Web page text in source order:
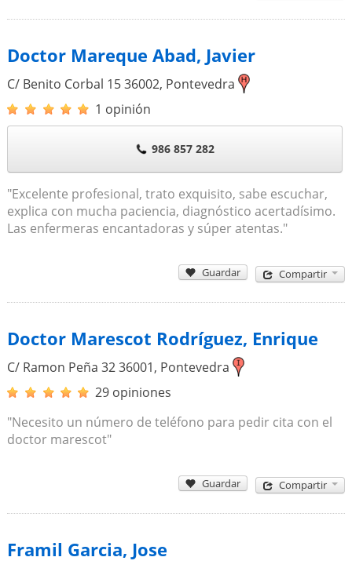
Doctor Mareque Abad, Javier
C/ Benito Corbal 1536002, Pontevedra
1 opinión
986 857 282
"Excelente profesional, trato exquisito, sabe escuchar,
explica con mucha paciencia, diagnóstico acertadísimo.
Las enfermeras encantadoras y súper atentas."
Guardar Compartir
Doctor Marescot Rodríguez, Enrique
C/ Ramon Peña 3236001, Pontevedra
29 opiniones
"Necesito un número de teléfono para pedir cita con el
doctor marescot"
Guardar Compartir
Framil Garcia, Jose